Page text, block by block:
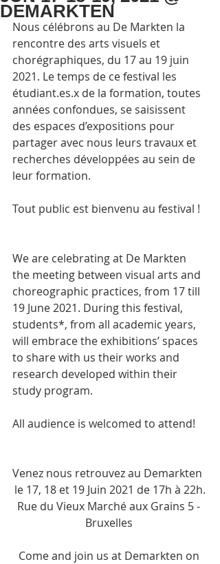
DEMARKTEN
Nous célébrons au De Markten la
rencontre des arts visuels et
chorégraphiques, du 17 au 19 juin
2021. Le temps de ce festival les
étudiant.es.x de la formation, toutes
années confondues, se saisissent
des espaces d’expositions pour
partager avec nous leurs travaux et
recherches développées au sein de
leur formation.
Tout public est bienvenu au festival !
We are celebrating at De Markten
the meeting between visual arts and
choreographic practices, from 17 till
19 June 2021. During this festival,
students*, from all academic years,
will embrace the exhibitions’ spaces
to share with us their works and
research developed within their
study program.
All audience is welcomed to attend!
Venez nous retrouvez au Demarkten
le 17, 18 et 19 Juin 2021 de 17h à 22h.
Rue du Vieux Marché aux Grains 5 -
Bruxelles
Come and join us at Demarkten on